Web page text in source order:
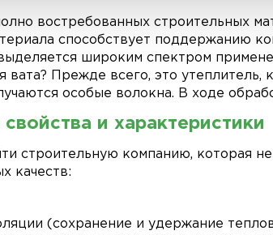
востребованных строительных
способствует поддержанию
широким спектром
вата? Прежде всего, это утеплитель,
особые волокна. В ходе
и характеристики
строительную компанию, которая не
качеств:
(сохранение и удержание